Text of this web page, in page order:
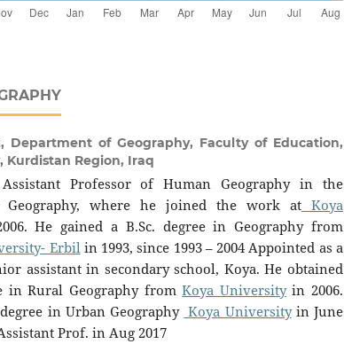
Department of Geography, Faculty of Education,
Kurdistan Region, Iraq
Professor of Human Geography in the
Geography, where he joined the work at Koya
He gained a B.Sc. degree in Geography from
Erbilin 1993, since 1993 – 2004 Appointed as a
assistant in secondary school, Koya. He obtained
in Rural Geography fromKoya Universityin 2006.
in Urban Geography Koya Universityin June
Prof. in Aug 2017